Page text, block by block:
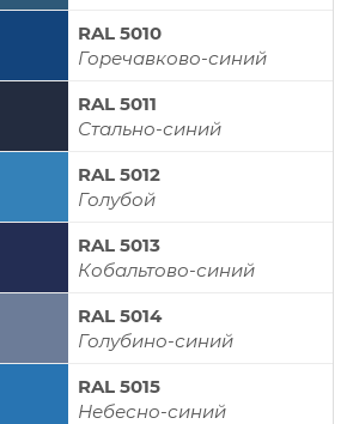
RAL 5010
Горечавково-синий
RAL 5011
Стально-синий
RAL 5012
Голубой
RAL 5013
Кобальтово-синий
RAL 5014
Голубино-синий
RAL 5015
Небесно-синий